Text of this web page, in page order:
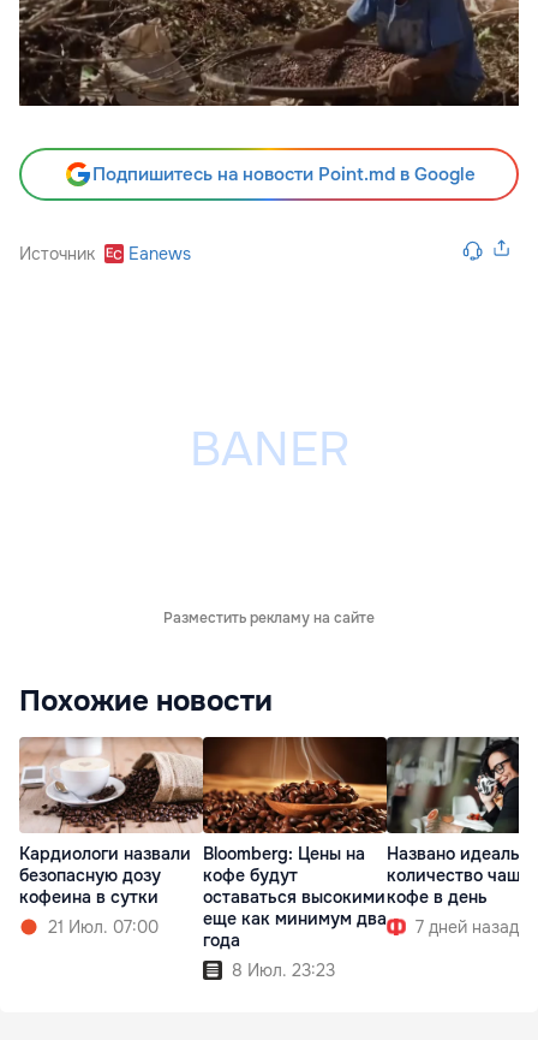
Подпишитесь на новости Point.md в Google
Источник Eanews
Разместить рекламу на сайте
Похожие новости
Кардиологи назвали
безопасную дозу
кофеина в сутки
21 Июл. 07:00
Bloomberg: Цены на
кофе будут
оставаться высокими
еще как минимум два
года
8 Июл. 23:23
Названо
количество чашек
кофе в день
7 дней назад